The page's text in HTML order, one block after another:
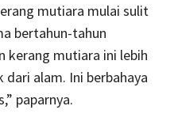
mutiara mulai sulit
bertahun-tahun
kerang mutiara ini lebih
alam. Ini berbahaya
paparnya.